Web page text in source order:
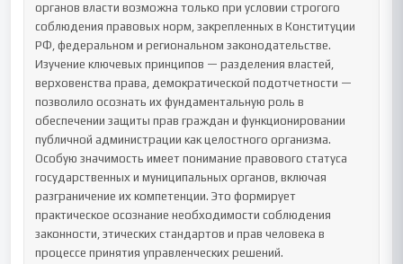
органов власти возможна только при условии строгого
соблюдения правовых норм, закрепленных в Конституции
РФ, федеральном и региональном законодательстве.
Изучение ключевых принципов — разделения властей,
верховенства права, демократической подотчетности —
позволило осознать их фундаментальную роль в
обеспечении защиты прав граждан и функционировании
публичной администрации как целостного организма.
Особую значимость имеет понимание правового статуса
государственных и муниципальных органов, включая
разграничение их компетенции. Это формирует
практическое осознание необходимости соблюдения
законности, этических стандартов и прав человека в
процессе принятия управленческих решений.